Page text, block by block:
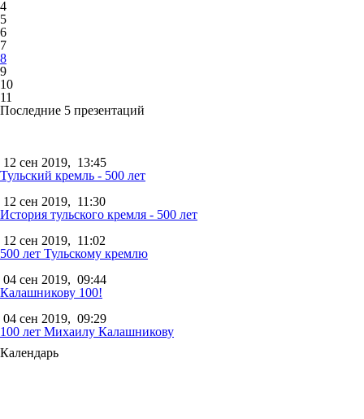
4
5
6
7
8
9
10
11
Последние 5 презентаций
12 сен 2019, 13:45
Тульский кремль - 500 лет
12 сен 2019, 11:30
История тульского кремля - 500 лет
12 сен 2019, 11:02
500 лет Тульскому кремлю
04 сен 2019, 09:44
Калашникову 100!
04 сен 2019, 09:29
100 лет Михаилу Калашникову
Календарь